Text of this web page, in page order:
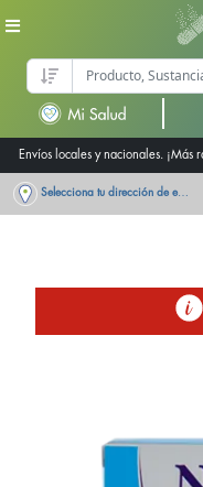
Envíos locales y nacionales.
Selecciona tu dirección de entrega